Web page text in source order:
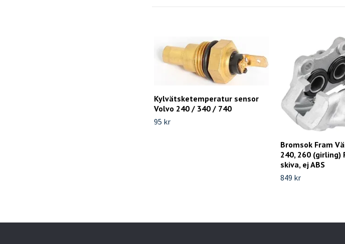
Kylvätsketemperatur sensor
Volvo 240 / 340 / 740
95 kr
Bromsok Fram
240, 260 (girling)
skiva, ej ABS
849 kr